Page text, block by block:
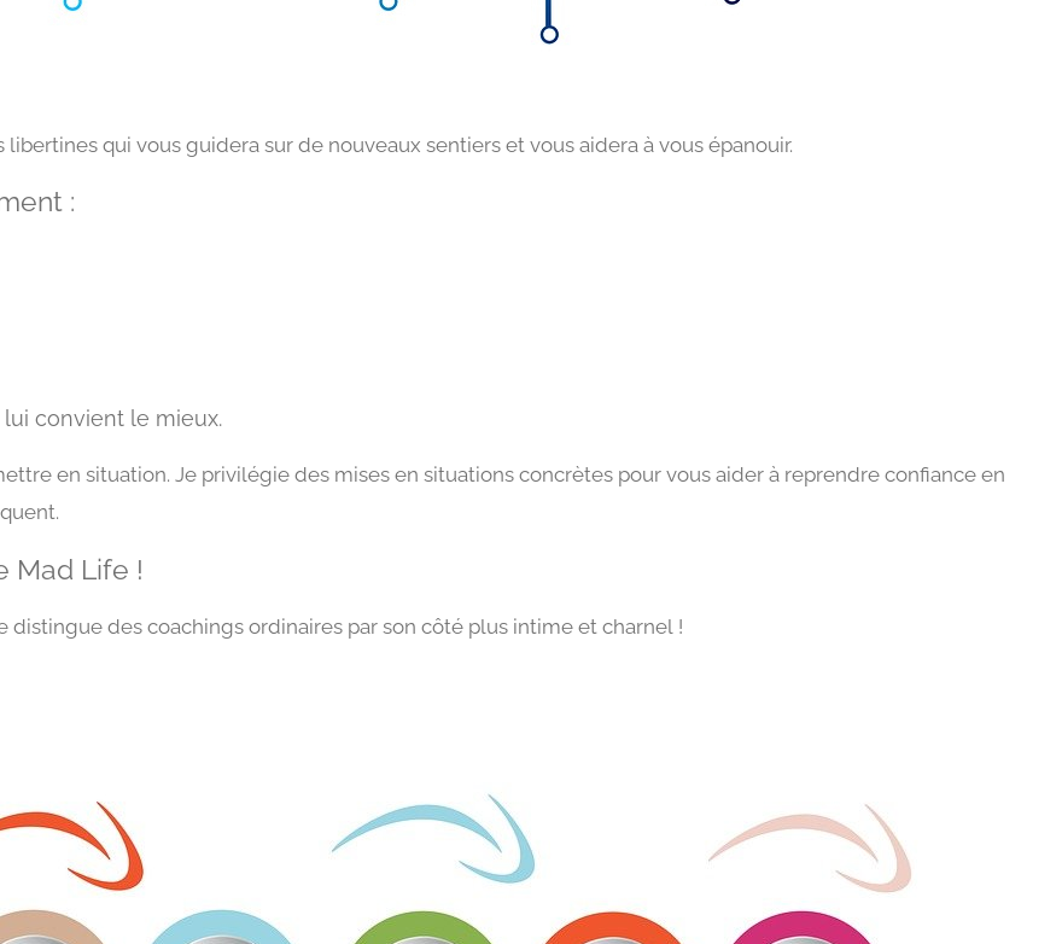
qui vous guidera sur de nouveaux sentiers et vous aidera à vous épanouir.
:
convient le mieux.
en situation. Je privilégie des mises en situations concrètes pour vous aider à reprendre confiance en
Mad Life !
distingue des coachings ordinaires par son côté plus intime et charnel !